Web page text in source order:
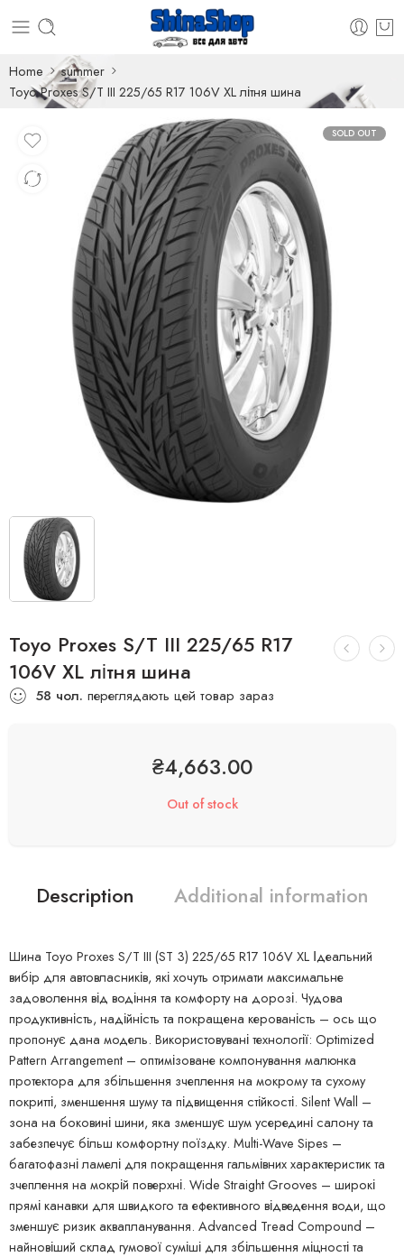
Home
summer
Toyo Proxes S/T III 225/65 R17 106V XL літня шина
SOLD OUT
Toyo Proxes S/T III 225/65 R17
106V XL літня шина
58 чол. переглядають цей товар зараз
₴4,663.00
Out of stock
Description Additional information
Шина Toyo Proxes S/T III (ST 3) 225/65 R17 106V XL Ідеальний
вибір для автовласників, які хочуть отримати максимальне
задоволення від водіння та комфорту на дорозі. Чудова
продуктивність, надійність та покращена керованість – ось що
пропонує дана модель. Використовувані технології: Optimized
Pattern Arrangement – оптимізоване компонування малюнка
протектора для збільшення зчеплення на мокрому та сухому
покритті, зменшення шуму та підвищення стійкості. Silent Wall –
зона на боковині шини, яка зменшує шум усередині салону та
забезпечує більш комфортну поїздку. Multi-Wave Sipes –
багатофазні ламелі для покращення гальмівних характеристик та
зчеплення на мокрій поверхні. Wide Straight Grooves – широкі
прямі канавки для швидкого та ефективного відведення води, що
зменшує ризик аквапланування. Advanced Tread Compound –
найновіший склад гумової суміші для збільшення міцності та